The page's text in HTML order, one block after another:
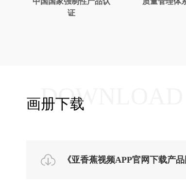
证
画册下载
DOWNLOAD
《亚香蕉视频APP官网下载产品